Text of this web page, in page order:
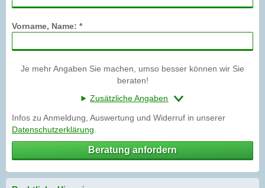
Vorname, Name: *
Je mehr Angaben Sie machen, umso besser können wir Sie
beraten!
Zusätzliche Angaben
Infos zu Anmeldung, Auswertung und Widerruf in unserer
Datenschutzerklärung
Beratung anfordern